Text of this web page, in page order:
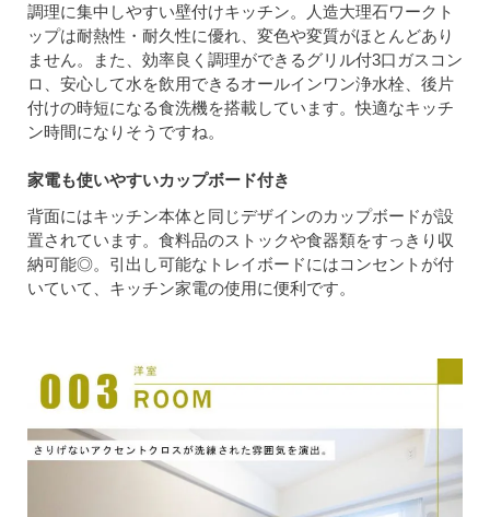
調理に集中しやすい壁付けキッチン。人造大理石ワークト
ップは耐熱性・耐久性に優れ、変色や変質がほとんどあり
ません。また、効率良く調理ができるグリル付3口ガスコン
ロ、安心して水を飲用できるオールインワン浄水栓、後片
付けの時短になる食洗機を搭載しています。快適なキッチ
ン時間になりそうですね。
家電も使いやすいカップボード付き
背面にはキッチン本体と同じデザインのカップボードが設
置されています。食料品のストックや食器類をすっきり収
納可能◎。引出し可能なトレイボードにはコンセントが付
いていて、キッチン家電の使用に便利です。